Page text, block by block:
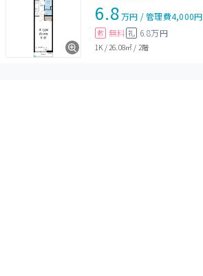
6.8万円 /管理費4,000円
敷 無料 礼 6.8万円
1K /26.08㎡ / 2階